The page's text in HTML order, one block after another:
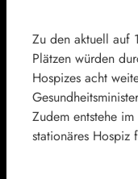
Zu den aktuell auf
Plätzen würden
Hospizes acht
Zudem entstehe
stationäres Hospiz